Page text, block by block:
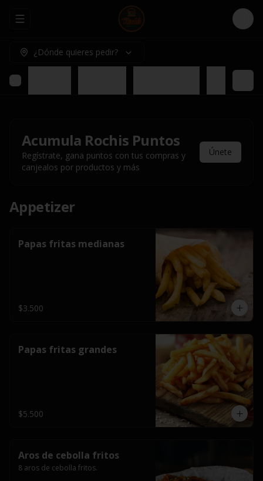
Abrir menu de navegación Login
¿Dónde quieres pedir?
Acumula Rochis Puntos
Regístrate, gana puntos con tus compras y
canjealos por productos y más
Únete
Appetizer
Papas fritas medianas
$3.500
Papas fritas grandes
$5.500
Aros de cebolla fritos
8 aros de cebolla fritos.